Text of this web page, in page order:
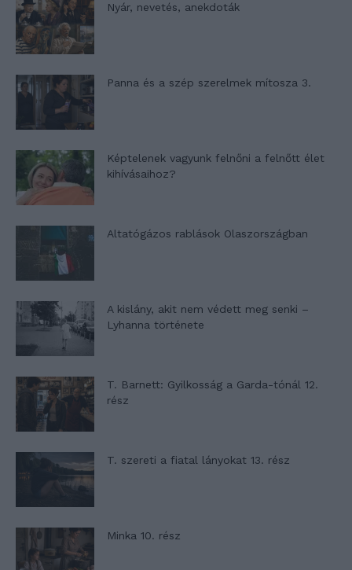
Nyár, nevetés, anekdoták
Panna és a szép szerelmek mítosza 3.
Képtelenek vagyunk felnőni a felnőtt élet
kihívásaihoz?
Altatógázos rablások Olaszországban
A kislány, akit nem védett meg senki –
Lyhanna története
T. Barnett: Gyilkosság a Garda-tónál 12.
rész
T. szereti a fiatal lányokat 13. rész
Minka 10. rész